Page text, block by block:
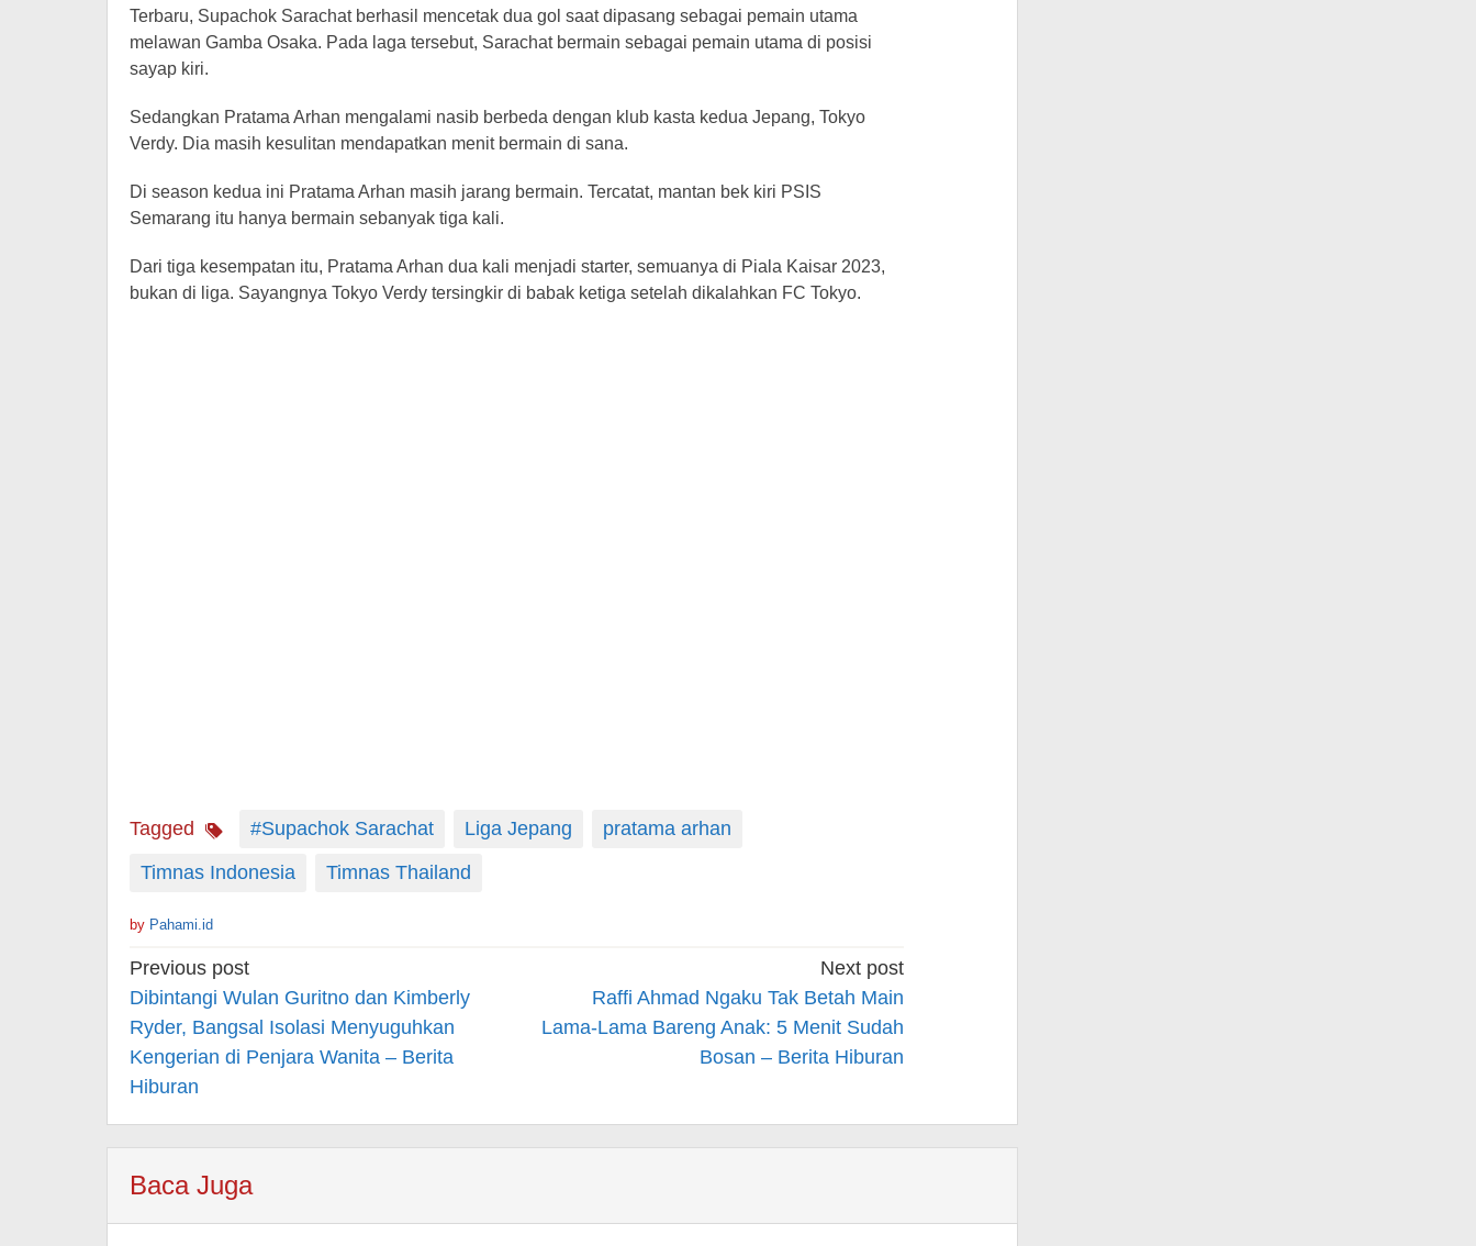
Terbaru, Supachok Sarachat berhasil mencetak dua gol saat dipasang sebagai pemain utama
melawan Gamba Osaka. Pada laga tersebut, Sarachat bermain sebagai pemain utama di posisi
sayap kiri.
Sedangkan Pratama Arhan mengalami nasib berbeda dengan klub kasta kedua Jepang, Tokyo
Verdy. Dia masih kesulitan mendapatkan menit bermain di sana.
Di season kedua ini Pratama Arhan masih jarang bermain. Tercatat, mantan bek kiri PSIS
Semarang itu hanya bermain sebanyak tiga kali.
Dari tiga kesempatan itu, Pratama Arhan dua kali menjadi starter, semuanya di Piala Kaisar 2023,
bukan di liga. Sayangnya Tokyo Verdy tersingkir di babak ketiga setelah dikalahkan FC Tokyo.
Tagged #Supachok Sarachat Liga Jepang
pratama arhan
Timnas Indonesia
Timnas Thailand
by Pahami.id
Post
navigation
Previous post
Dibintangi Wulan Guritno dan Kimberly
Ryder, Bangsal Isolasi Menyuguhkan
Kengerian di Penjara Wanita – Berita
Hiburan
Next post
Raffi Ahmad Ngaku Tak Betah Main
Lama-Lama Bareng Anak: 5 Menit Sudah
Bosan – Berita Hiburan
Baca Juga